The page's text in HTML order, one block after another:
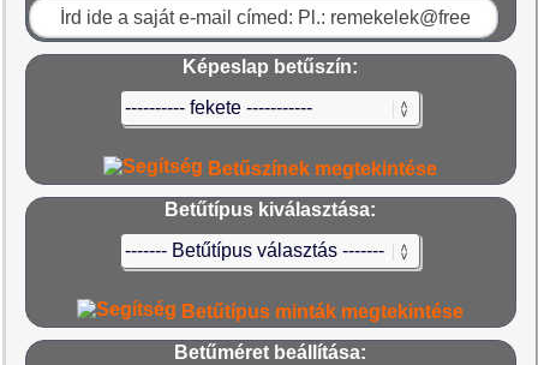
Képeslap betűszín:
Betűszínek megtekintése
Betűtípus kiválasztása:
Betűtípus minták megtekintése
Betűméret beállítása: